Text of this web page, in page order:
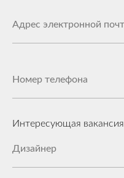
Интересующая вакансия